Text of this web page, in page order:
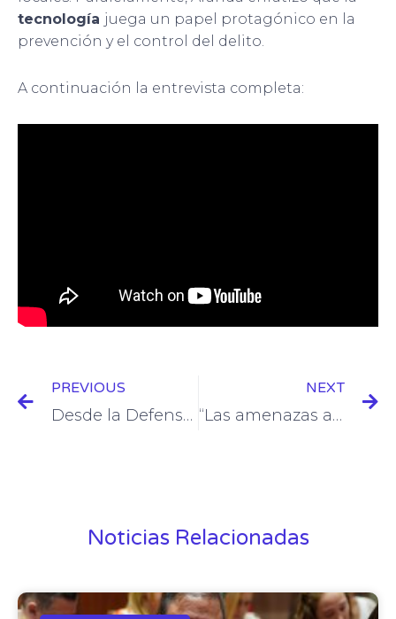
tecnología juega un papel protagónico en la
prevención y el control del delito.
A continuación la entrevista completa:
PREVIOUS
Desde la Defensoría del Pueblo, en Tolima, hacen un llamado por la articulación entre Nación y territorios
NEXT
“Las amenazas a la seguridad tienen muchísimas caras”: Alejandro Santos
Noticias Relacionadas